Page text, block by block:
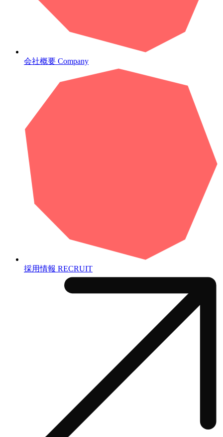
会社概要 Company
採用情報 RECRUIT